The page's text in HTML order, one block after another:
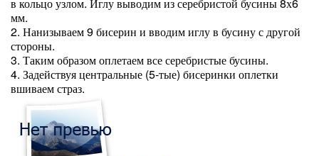
мм.
2. Нанизываем 9 бисерин и вводим иглу в бусину с другой
стороны.
3. Таким образом оплетаем все серебристые бусины.
4. Задействуя центральные (5-тые) бисеринки оплетки
вшиваем страз.